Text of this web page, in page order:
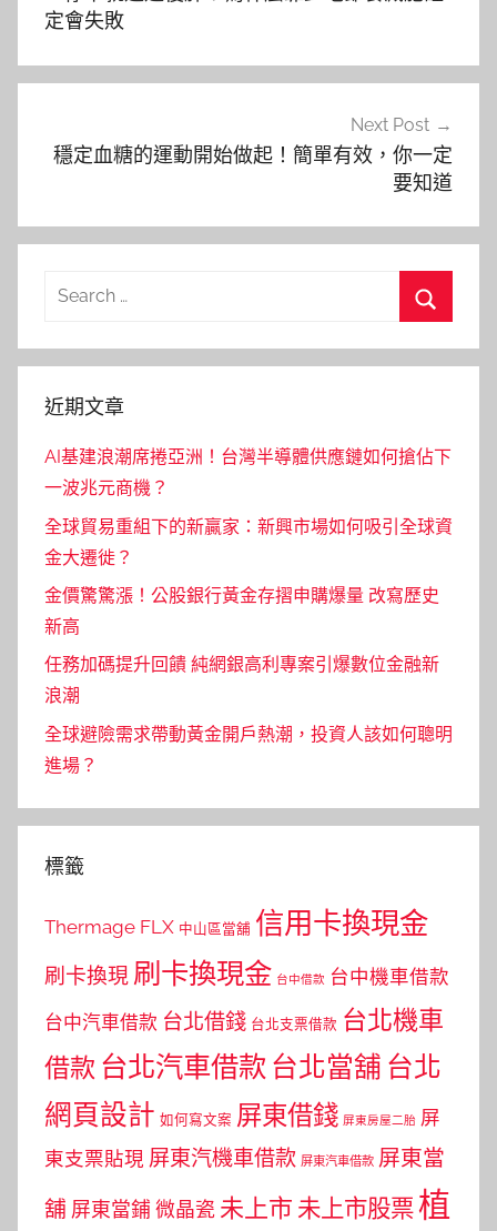
導
覽
定會失敗
Next Post
穩定血糖的運動開始做起！簡單有效，你一定
要知道
Search
近期文章
AI基建浪潮席捲亞洲！台灣半導體供應鏈如何搶佔下
一波兆元商機？
全球貿易重組下的新贏家：新興市場如何吸引全球資
金大遷徙？
金價驚驚漲！公股銀行黃金存摺申購爆量 改寫歷史
新高
任務加碼提升回饋 純網銀高利專案引爆數位金融新
浪潮
全球避險需求帶動黃金開戶熱潮，投資人該如何聰明
進場？
標籤
Thermage FLX 中山區當舖 信用卡換現金
刷卡換現 刷卡換現金 台中借款 台中機車借款
台中汽車借款 台北借錢 台北支票借款 台北機車
借款 台北汽車借款 台北當舖 台北
網頁設計 如何寫文案 屏東借錢 屏東房屋二胎 屏
東支票貼現 屏東汽機車借款 屏東汽車借款 屏東當
舖 屏東當鋪 微晶瓷 未上市 未上市股票植